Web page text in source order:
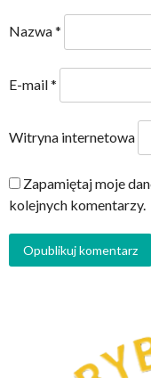
Nazwa*
E-mail*
Witryna internetowa
Zapamiętaj moje
kolejnych komentarzy.